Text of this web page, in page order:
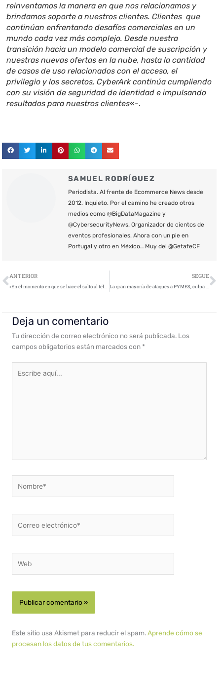
reinventamos la manera en que nos relacionamos y
brindamos soporte a nuestros clientes. Clientes que
continúan enfrentando desafíos comerciales en un
mundo cada vez más complejo. Desde nuestra
transición hacia un modelo comercial de suscripción y
nuestras nuevas ofertas en la nube, hasta la cantidad
de casos de uso relacionados con el acceso, el
privilegio y los secretos, CyberArk continúa cumpliendo
con su visión de seguridad de identidad e impulsando
resultados para nuestros clientes«-.
SAMUEL RODRÍGUEZ
Periodista. Al frente de Ecommerce News desde
2012. Inquieto. Por el camino he creado otros
medios como @BigDataMagazine y
@CybersecurityNews. Organizador de cientos de
eventos profesionales. Ahora con un pie en
Portugal y otro en México… Muy del @GetafeCF
Ant
ANTERIOR
«En el momento en que se hace el salto al teletrabajo las pymes se convierten en un blanco más fácil para los ciberdelincuentes»
SEGUE
La gran mayoría de ataques a PYMES, culpa del factor error humano
Deja un comentario
Tu dirección de correo electrónico no será publicada. Los
campos obligatorios están marcados con *
aquí...
electrónico*
Este sitio usa Akismet para reducir el spam.Aprende cómo se
procesan los datos de tus comentarios.